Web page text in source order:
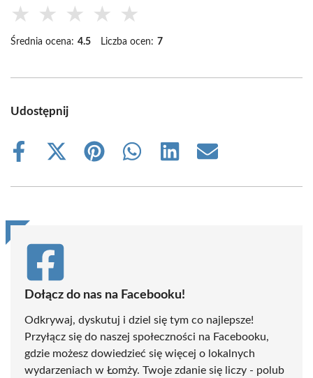
★ ★ ★ ★ ★
Średnia ocena: 4.5 Liczba ocen: 7
Udostępnij
Share
Share
(Twitter)
Share
Share
Share
Share
Dołącz do nas na Facebooku!
Odkrywaj, dyskutuj i dziel się tym co najlepsze!
Przyłącz się do naszej społeczności na Facebooku,
gdzie możesz dowiedzieć się więcej o lokalnych
wydarzeniach w Łomży. Twoje zdanie się liczy - polub